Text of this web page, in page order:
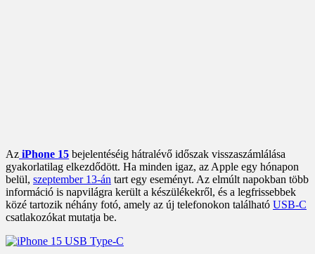
Az iPhone 15 bejelentéséig hátralévő időszak visszaszámlálása
gyakorlatilag elkezdődött. Ha minden igaz, az Apple egy hónapon
belül, szeptember 13-án tart egy eseményt. Az elmúlt napokban több
információ is napvilágra került a készülékekről, és a legfrissebbek
közé tartozik néhány fotó, amely az új telefonokon található USB-C
csatlakozókat mutatja be.